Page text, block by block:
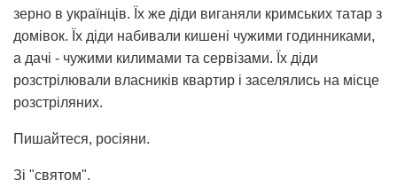
зерно в українців. Їх же діди виганяли кримських татар з
домівок. Їх діди набивали кишені чужими годинниками,
а дачі - чужими килимами та сервізами. Їх діди
розстрілювали власників квартир і заселялись на місце
розстріляних.
Пишайтеся, росіяни.
Зі "святом".